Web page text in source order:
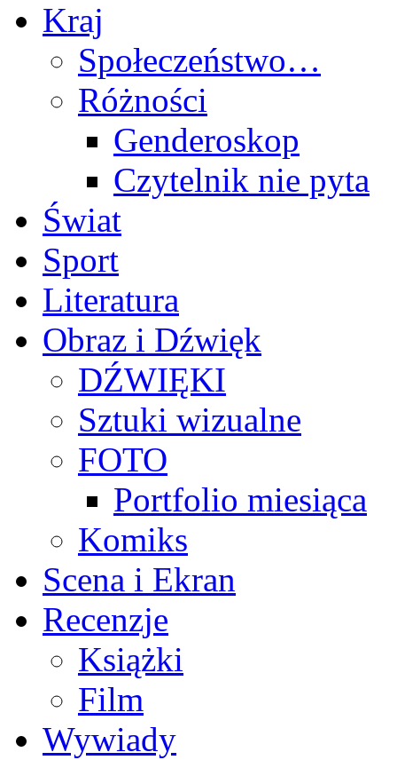
Kraj
Społeczeństwo…
Różności
Genderoskop
Czytelnik nie pyta
Świat
Sport
Literatura
Obraz i Dźwięk
DŹWIĘKI
Sztuki wizualne
FOTO
Portfolio miesiąca
Komiks
Scena i Ekran
Recenzje
Książki
Film
Wywiady